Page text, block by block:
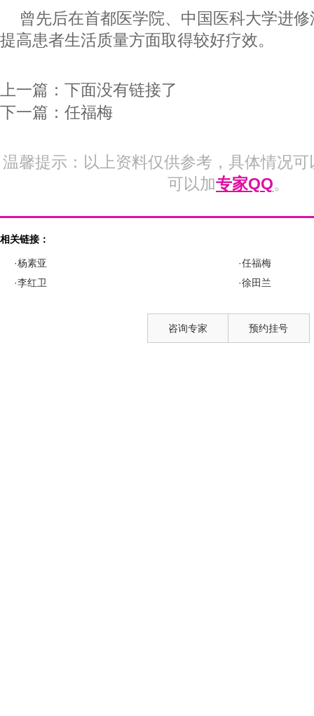
曾先后在首都医学院、中国医科大学进
提高患者生活质量方面取得较好疗效。
上一篇：下面没有链接了
下一篇： 任福梅
温馨提示：以上资料仅供参考，具体情况可
可以加专家QQ。
相关链接：
·杨素亚
·任福梅
·李红卫
·徐田兰
咨询专家 预约挂号